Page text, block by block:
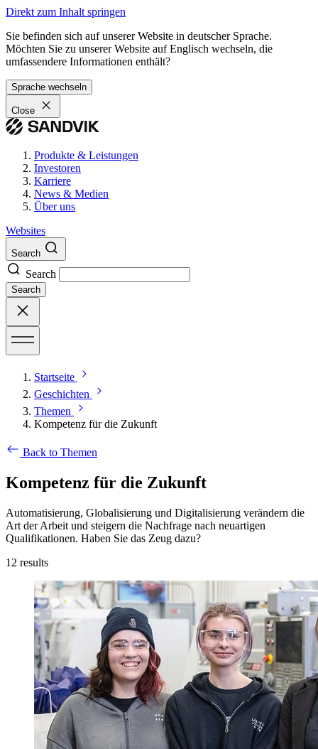
Direkt zum Inhalt springen
Sie befinden sich auf unserer Website in deutscher Sprache.
Möchten Sie zu unserer Website auf Englisch wechseln, die
umfassendere Informationen enthält?
Sprache wechseln
Close
Produkte & Leistungen
Investoren
Karriere
News & Medien
Über uns
Websites
Search
Search
Search
Startseite
Geschichten
Themen
Kompetenz für die Zukunft
Back to Themen
Kompetenz für die Zukunft
Automatisierung, Globalisierung und Digitalisierung verändern die
Art der Arbeit und steigern die Nachfrage nach neuartigen
Qualifikationen. Haben Sie das Zeug dazu?
12 results